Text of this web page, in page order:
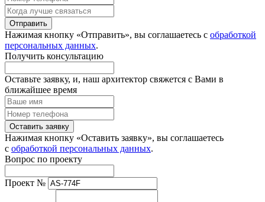
Отправить
Нажимая кнопку «Отправить», вы соглашаетесь с обработкой
персональных данных.
Получить консультацию
Оставьте заявку, и, наш архитектор свяжется с Вами в
ближайшее время
Оставить заявку
Нажимая кнопку «Оставить заявку», вы соглашаетесь
с обработкой персональных данных.
Вопрос по проекту
Проект №